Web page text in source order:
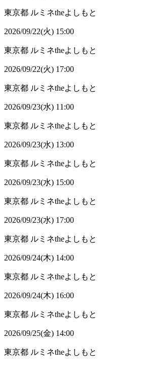
東京都 ルミネtheよしもと
2026/09/22(火) 15:00
東京都 ルミネtheよしもと
2026/09/22(火) 17:00
東京都 ルミネtheよしもと
2026/09/23(水) 11:00
東京都 ルミネtheよしもと
2026/09/23(水) 13:00
東京都 ルミネtheよしもと
2026/09/23(水) 15:00
東京都 ルミネtheよしもと
2026/09/23(水) 17:00
東京都 ルミネtheよしもと
2026/09/24(木) 14:00
東京都 ルミネtheよしもと
2026/09/24(木) 16:00
東京都 ルミネtheよしもと
2026/09/25(金) 14:00
東京都 ルミネtheよしもと